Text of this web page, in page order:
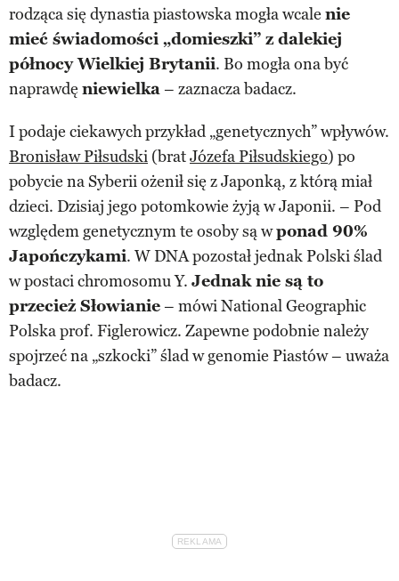
rodząca się dynastia piastowska mogła wcale nie
mieć świadomości „domieszki” z dalekiej
północy Wielkiej Brytanii. Bo mogła ona być
naprawdę niewielka– zaznacza badacz.
I podaje ciekawych przykład „genetycznych” wpływów.
Bronisław Piłsudski (bratJózefa Piłsudskiego) po
pobycie na Syberii ożenił się z Japonką, z którą miał
dzieci. Dzisiaj jego potomkowie żyją w Japonii. – Pod
względem genetycznym te osoby są wponad 90%
Japończykami. W DNA pozostał jednak Polski ślad
w postaci chromosomu Y. Jednak nie są to
przecież Słowianie– mówi National Geographic
Polska prof. Figlerowicz. Zapewne podobnie należy
spojrzeć na „szkocki” ślad w genomie Piastów – uważa
badacz.